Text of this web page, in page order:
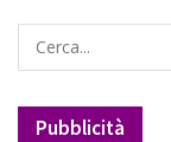
Pubblicità